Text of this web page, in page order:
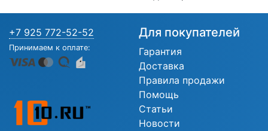
+7 925 772-52-52
Принимаем к оплате:
Для покупателей
Гарантия
Доставка
Правила продажи
Помощь
Статьи
Новости